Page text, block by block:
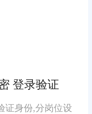
登录验证
证身份,分岗位设